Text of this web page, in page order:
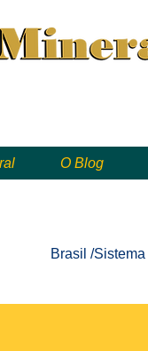
O Blog
Brasil /Sistema